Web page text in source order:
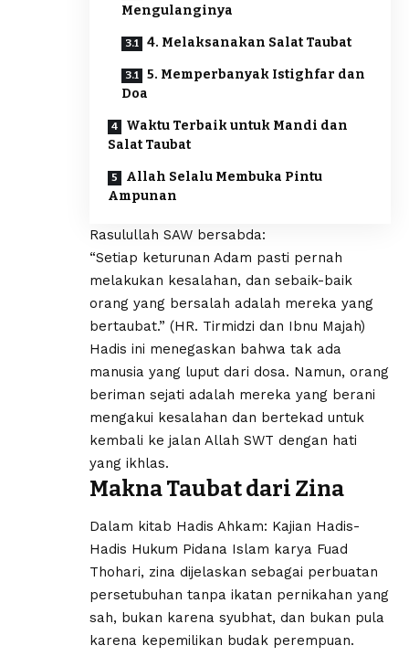
Mengulanginya
4. Melaksanakan Salat Taubat
5. Memperbanyak Istighfar dan
Doa
Waktu Terbaik untuk Mandi dan
Salat Taubat
Allah Selalu Membuka Pintu
Ampunan
Rasulullah SAW bersabda:
“Setiap keturunan Adam pasti pernah
melakukan kesalahan, dan sebaik-baik
orang yang bersalah adalah mereka yang
bertaubat.” (HR. Tirmidzi dan Ibnu Majah)
Hadis ini menegaskan bahwa tak ada
manusia yang luput dari dosa. Namun, orang
beriman sejati adalah mereka yang berani
mengakui kesalahan dan bertekad untuk
kembali ke jalan Allah SWT dengan hati
yang ikhlas.
Makna Taubat dari Zina
Dalam kitab Hadis Ahkam: Kajian Hadis-
Hadis Hukum Pidana Islam karya Fuad
Thohari, zina dijelaskan sebagai perbuatan
persetubuhan tanpa ikatan pernikahan yang
sah, bukan karena syubhat, dan bukan pula
karena kepemilikan budak perempuan.